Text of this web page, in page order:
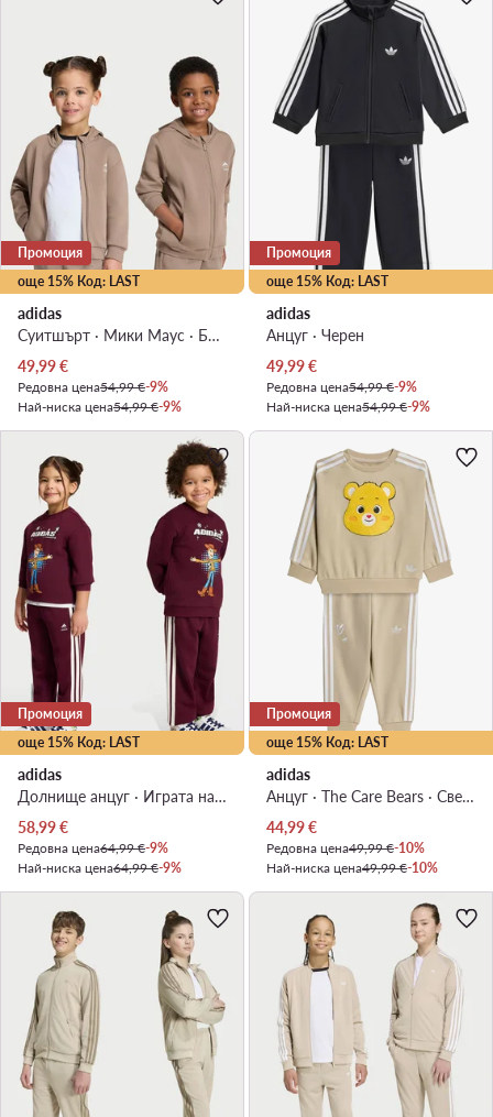
още 15% Код: LAST
Промоция
adidas
Суитшърт · Мики Маус · Бежов
Актуална цена
49,99€
Редовна цена54,99 €-9%
Най-ниска цена54,99 €-9%
още 15% Код: LAST
Промоция
adidas
Анцуг · Черен
Актуална цена
49,99€
Редовна цена54,99 €-9%
Най-ниска цена54,99 €-9%
още 15% Код: LAST
Промоция
adidas
Долнище анцуг · Играта на играчките · Бордо
Актуална цена
58,99€
Редовна цена64,99 €-9%
Най-ниска цена64,99 €-9%
още 15% Код: LAST
Промоция
adidas
Анцуг · The Care Bears · Светлобежов
Актуална цена
44,99€
Редовна цена49,99 €-10%
Най-ниска цена49,99 €-10%